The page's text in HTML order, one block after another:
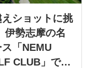
ショットに挑
伊勢志摩の名
ス「NEMU
CLUB」でリ